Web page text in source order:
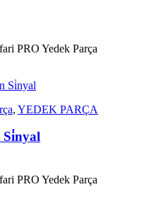
PRO Yedek Parça
, YEDEK PARÇA
Si̇nyal
PRO Yedek Parça